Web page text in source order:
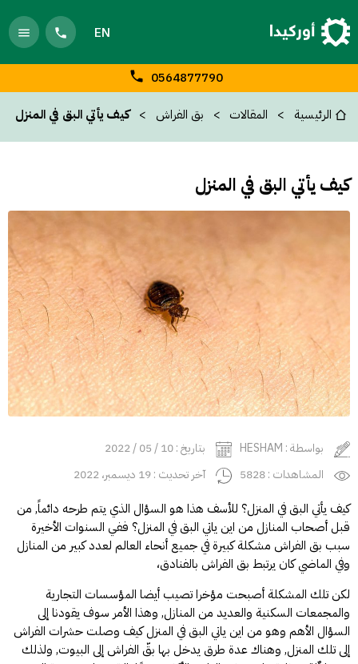
EN
0564877790
الرئيسية المقالات بق الفراش كيف يأتي البق في المنزل
كيف يأتي البق في المنزل
بواسطة : HESHAM
بتاريخ : 10 / 05 / 2022
المشاهدات : 5828
آخر تحديث : 19 ديسمبر، 2022
كيف يأتي البق في المنزل؟ للأسف هذا هو السؤال الذي يتم طرحه دائماً, من
قبل أصحاب المنازل من اين ياتي البق في المنزل؟ ففي السنوات الأخيرة
سبب بق الفراش مشكلة كبيرة في جميع أنحاء العالم لعدد كبير من المنازل
وفي الماضي كان يرتبط بق الفراش بالفنادق،
لكن تلك المشكلة أصبحت مؤخرا تصيب أيضا المؤسسات التجارية
والمجمعات السكنية والعديد من المنازل, وهذا الأمر سوف يقودنا إلى
السؤال الأهم وهو من اين ياتي البق في المنزل كيف وصلت حشرات الفراش
إلى تلك المنزل, وهناك عدة طرق يدخل بها بقّ الفراش إلى البيوت, ولذلك